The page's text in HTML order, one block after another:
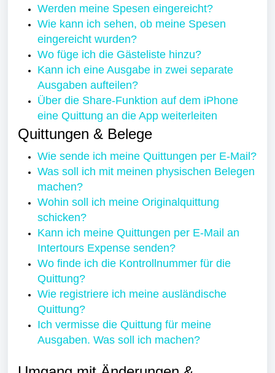
Werden meine Spesen eingereicht?
Wie kann ich sehen, ob meine Spesen
eingereicht wurden?
Wo füge ich die Gästeliste hinzu?
Kann ich eine Ausgabe in zwei separate
Ausgaben aufteilen?
Über die Share-Funktion auf dem iPhone
eine Quittung an die App weiterleiten
Quittungen & Belege
Wie sende ich meine Quittungen per E-Mail?
Was soll ich mit meinen physischen Belegen
machen?
Wohin soll ich meine Originalquittung
schicken?
Kann ich meine Quittungen per E-Mail an
Intertours Expense senden?
Wo finde ich die Kontrollnummer für die
Quittung?
Wie registriere ich meine ausländische
Quittung?
Ich vermisse die Quittung für meine
Ausgaben. Was soll ich machen?